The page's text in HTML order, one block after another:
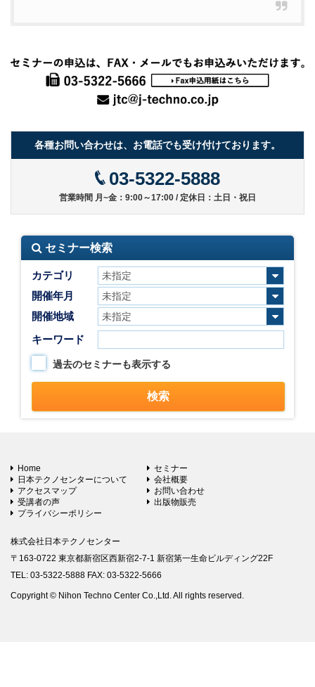
各種お問い合わせは、お電話でも受け付けております。
03-5322-5888
営業時間 月~金：9:00～17:00 / 定休日：土日・祝日
セミナー検索
カテゴリ
開催年月
開催地域
キーワード
過去のセミナーも表示する
Home
セミナー
日本テクノセンターについて
会社概要
アクセスマップ
お問い合わせ
受講者の声
出版物販売
プライバシーポリシー
株式会社日本テクノセンター
〒163-0722 東京都新宿区西新宿2-7-1 新宿第一生命ビルディング22F
TEL: 03-5322-5888 FAX: 03-5322-5666
Copyright © Nihon Techno Center Co.,Ltd. All rights reserved.